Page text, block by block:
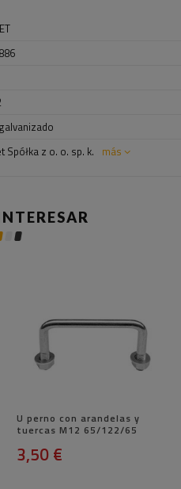
Spółka z o. o. sp. k. más
U perno con arandelas y
tuercas M12 65/122/65
3,50 €